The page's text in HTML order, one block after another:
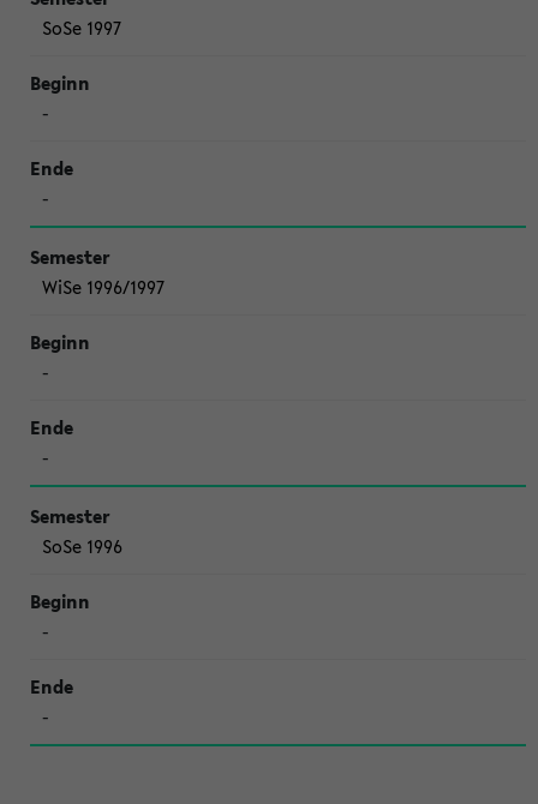
SoSe 1997
-
-
WiSe 1996/1997
-
-
SoSe 1996
-
-